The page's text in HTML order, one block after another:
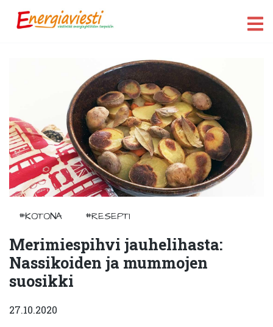
#KOTONA #RESEPTI
Merimiespihvi jauhelihasta:
Nassikoiden ja mummojen
suosikki
27.10.2020